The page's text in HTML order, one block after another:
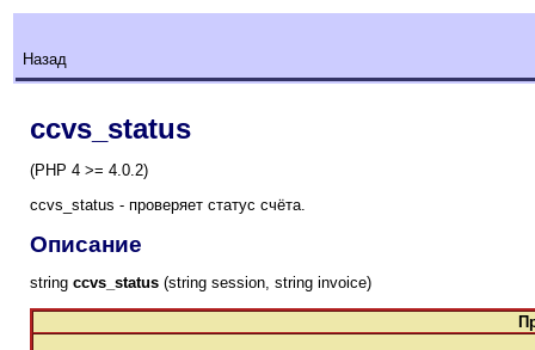
Назад
ccvs_status
(PHP 4 >= 4.0.2)
ccvs_status - проверяет статус счёта.
Описание
string ccvs_status (string session, string invoice)